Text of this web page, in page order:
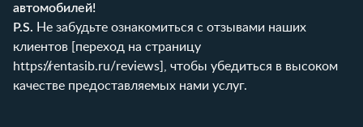
автомобилей!
P.S. Не забудьте ознакомиться с отзывами наших
клиентов [переход на страницу
https://rentasib.ru/reviews ], чтобы убедиться в высоком
качестве предоставляемых нами услуг.